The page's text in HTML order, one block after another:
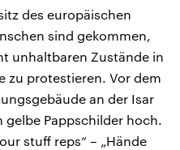
des europäischen
sind gekommen,
unhaltbaren Zustände in
zu protestieren. Vor dem
an der Isar
Pappschilder hoch.
stuff reps“ – „Hände